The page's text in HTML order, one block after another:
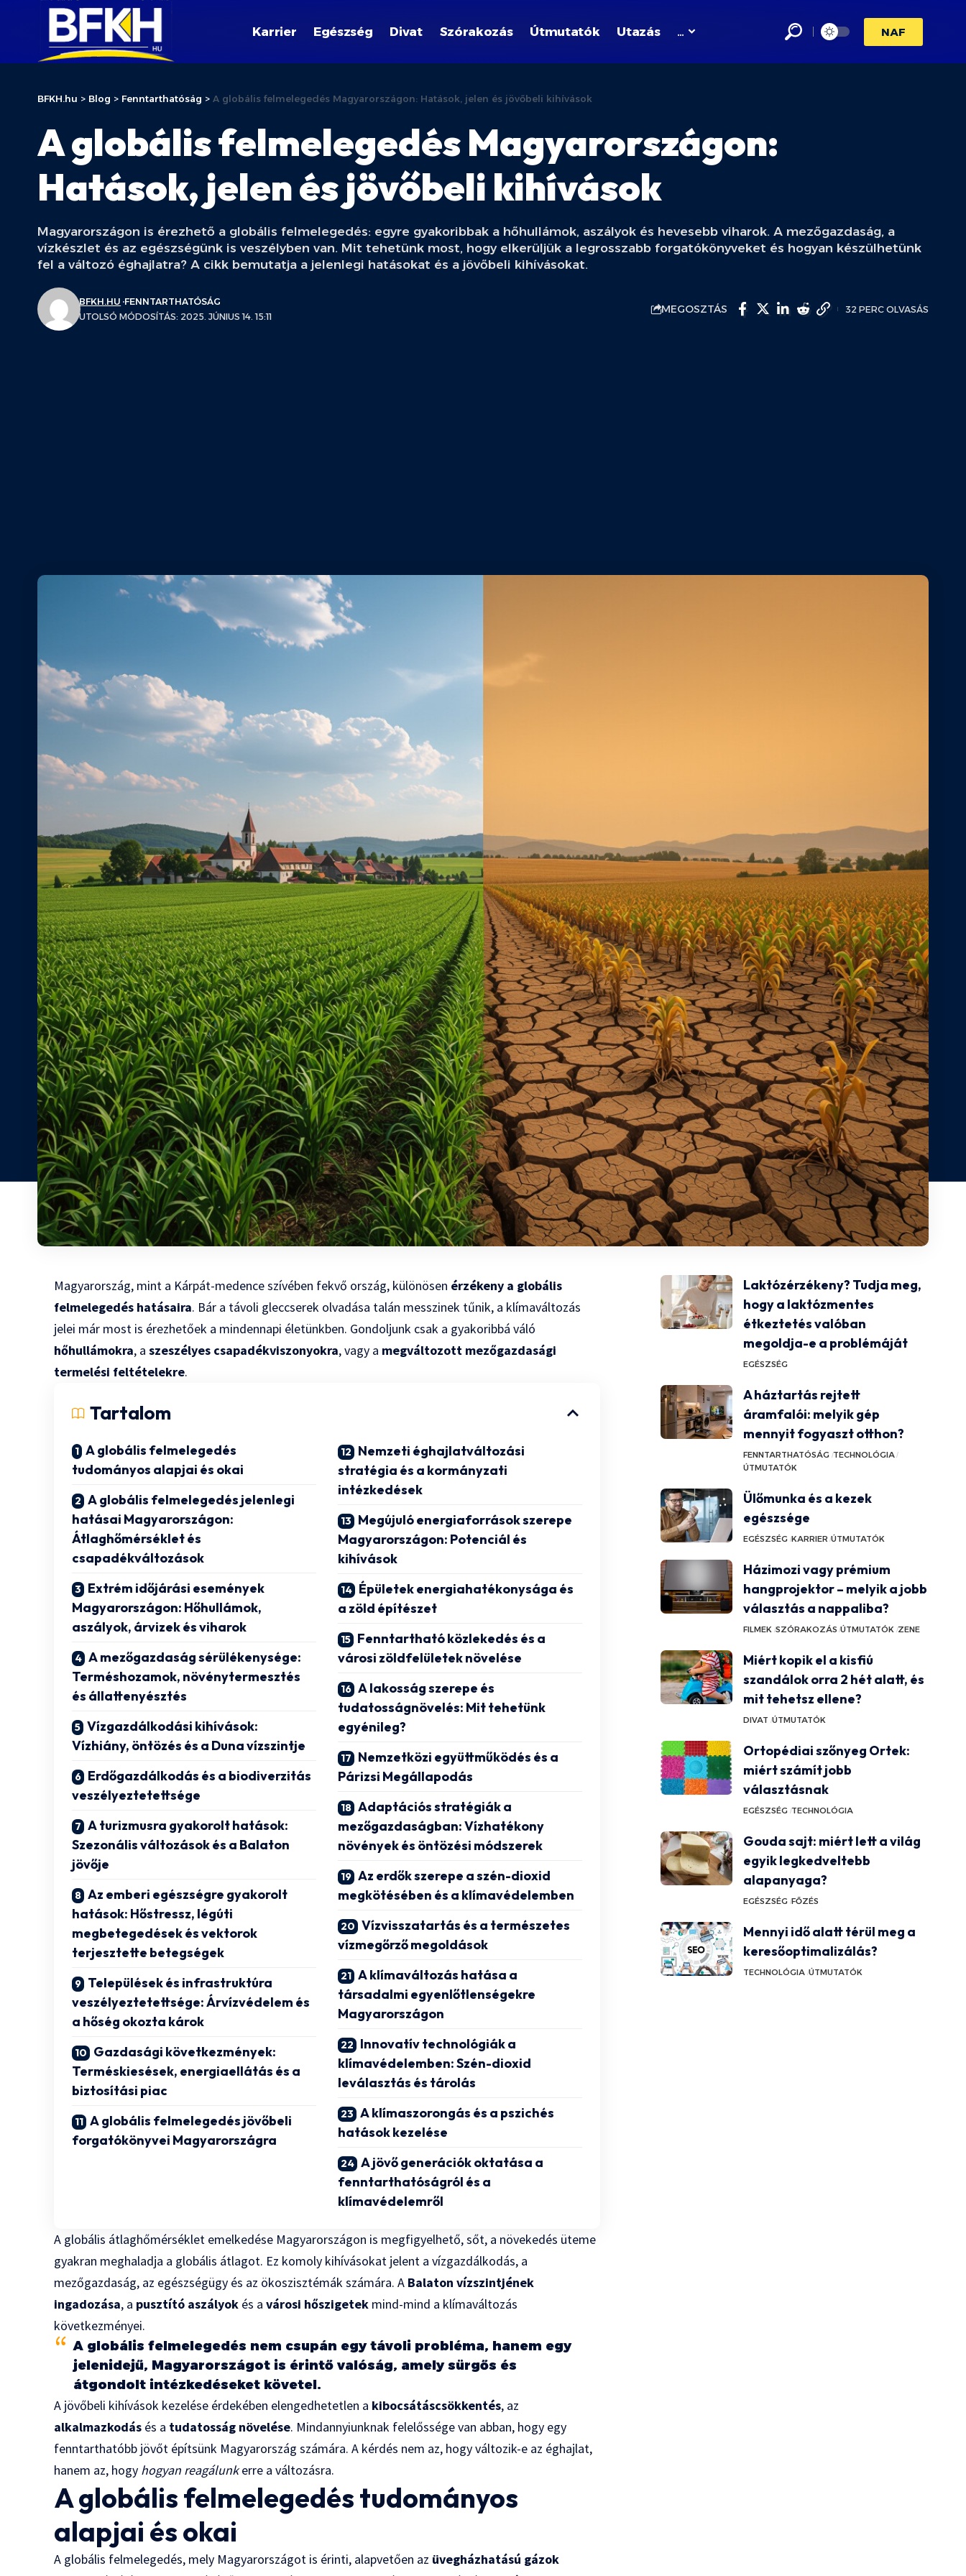
Karrier Egészség Divat Szórakozás Útmutatók Utazás … NAF
BFKH.hu > Blog > Fenntarthatóság > A globális felmelegedés Magyarországon: Hatások, jelen és jövőbeli kihívások
A globális felmelegedés Magyarországon:
Hatások, jelen és jövőbeli kihívások
Magyarországon is érezhető a globális felmelegedés: egyre gyakoribbak a hőhullámok, aszályok és hevesebb viharok. A mezőgazdaság, a
vízkészlet és az egészségünk is veszélyben van. Mit tehetünk most, hogy elkerüljük a legrosszabb forgatókönyveket és hogyan készülhetünk
fel a változó éghajlatra? A cikk bemutatja a jelenlegi hatásokat és a jövőbeli kihívásokat.
UTOLSÓ MÓDOSÍTÁS: 2025. JÚNIUS 14. 15:11
BFKH.HU FENNTARTHATÓSÁG
MEGOSZTÁS 32 PERC OLVASÁS
Magyarország, mint a Kárpát-medence szívében fekvő ország, különösen érzékeny a globális
felmelegedés hatásaira. Bár a távoli gleccserek olvadása talán messzinek tűnik, a klímaváltozás
jelei már most is érezhetőek a mindennapi életünkben. Gondoljunk csak a gyakoribbá váló
hőhullámokra, aszeszélyes csapadékviszonyokra, vagy a megváltozott mezőgazdasági
termelési feltételekre.
Tartalom
A globális felmelegedés
tudományos alapjai és okai
A globális felmelegedés jelenlegi
hatásai Magyarországon:
Átlaghőmérséklet és
csapadékváltozások
Extrém időjárási események
Magyarországon: Hőhullámok,
aszályok, árvizek és viharok
A mezőgazdaság sérülékenysége:
Terméshozamok, növénytermesztés
és állattenyésztés
Vízgazdálkodási kihívások:
Vízhiány, öntözés és a Duna vízszintje
Erdőgazdálkodás és a biodiverzitás
veszélyeztetettsége
A turizmusra gyakorolt hatások:
Szezonális változások és a Balaton
jövője
Az emberi egészségre gyakorolt
hatások: Hőstressz, légúti
megbetegedések és vektorok
terjesztette betegségek
Települések és infrastruktúra
veszélyeztetettsége: Árvízvédelem és
a hőség okozta károk
Gazdasági következmények:
Terméskiesések, energiaellátás és a
biztosítási piac
A globális felmelegedés jövőbeli
forgatókönyvei Magyarországra
Nemzeti éghajlatváltozási
stratégia és a kormányzati
intézkedések
Megújuló energiaforrások szerepe
Magyarországon: Potenciál és
kihívások
Épületek energiahatékonysága és
a zöld építészet
Fenntartható közlekedés és a
városi zöldfelületek növelése
A lakosság szerepe és
tudatosságnövelés: Mit tehetünk
egyénileg?
Nemzetközi együttműködés és a
Párizsi Megállapodás
Adaptációs stratégiák a
mezőgazdaságban: Vízhatékony
növények és öntözési módszerek
Az erdők szerepe a szén-dioxid
megkötésében és a klímavédelemben
Vízvisszatartás és a természetes
vízmegőrző megoldások
A klímaváltozás hatása a
társadalmi egyenlőtlenségekre
Magyarországon
Innovatív technológiák a
klímavédelemben: Szén-dioxid
leválasztás és tárolás
A klímaszorongás és a pszichés
hatások kezelése
A jövő generációk oktatása a
fenntarthatóságról és a
klímavédelemről
A globális átlaghőmérséklet emelkedése Magyarországon is megfigyelhető, sőt, a növekedés üteme
gyakran meghaladja a globális átlagot. Ez komoly kihívásokat jelent a vízgazdálkodás, a
mezőgazdaság, az egészségügy és az ökoszisztémák számára. A Balaton vízszintjének
ingadozása, a pusztító aszályok és avárosi hőszigetek mind-mind a klímaváltozás
következményei.
A globális felmelegedés nem csupán egy távoli probléma, hanem egy
jelenidejű, Magyarországot is érintő valóság, amely sürgős és
átgondolt intézkedéseket követel.
A jövőbeli kihívások kezelése érdekében elengedhetetlen a kibocsátáscsökkentés, az
alkalmazkodás és a tudatosság növelése. Mindannyiunknak felelőssége van abban, hogy egy
fenntarthatóbb jövőt építsünk Magyarország számára. A kérdés nem az, hogy változik-e az éghajlat,
hanem az, hogy hogyan reagálunkerre a változásra.
A globális felmelegedés tudományos
alapjai és okai
A globális felmelegedés, mely Magyarországot is érinti, alapvetően az üvegházhatású gázok
Laktózérzékeny? Tudja meg,
hogy a laktózmentes
étkeztetés valóban
megoldja-e a problémáját
EGÉSZSÉG
A háztartás rejtett
áramfalói: melyik gép
mennyit fogyaszt otthon?
FENNTARTHATÓSÁG TECHNOLÓGIA
ÚTMUTATÓK
Ülőmunka és a kezek
egészsége
EGÉSZSÉG KARRIER ÚTMUTATÓK
Házimozi vagy prémium
hangprojektor – melyik a jobb
választás a nappaliba?
FILMEK SZÓRAKOZÁS ÚTMUTATÓK ZENE
Miért kopik el a kisfiú
szandálok orra 2 hét alatt, és
mit tehetsz ellene?
DIVAT ÚTMUTATÓK
Ortopédiai szőnyeg Ortek:
miért számít jobb
választásnak
EGÉSZSÉG TECHNOLÓGIA
Gouda sajt: miért lett a világ
egyik legkedveltebb
alapanyaga?
EGÉSZSÉG FŐZÉS
Mennyi idő alatt térül meg a
keresőoptimalizálás?
TECHNOLÓGIA ÚTMUTATÓK